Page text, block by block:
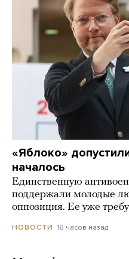
«Яблоко»
началось
Единственную
поддержали молодые
оппозиция. Ее уже
НОВОСТИ 16 часов назад